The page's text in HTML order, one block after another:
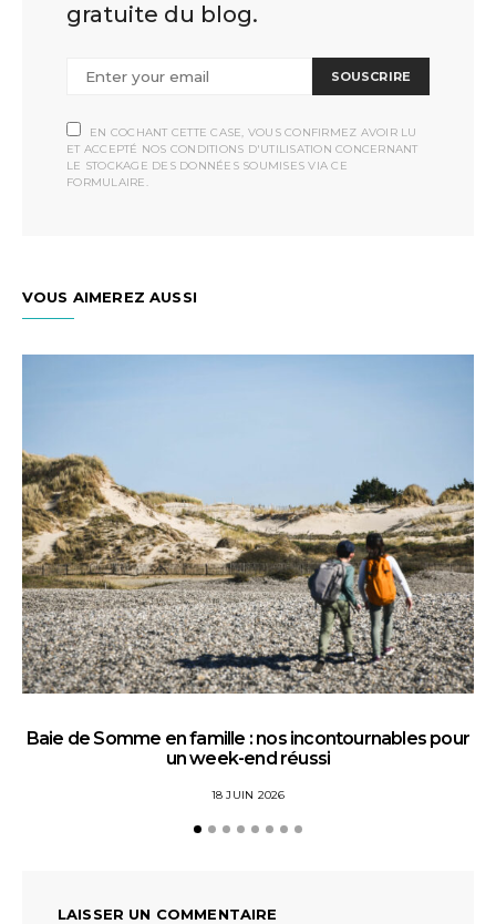
gratuite du blog.
SOUSCRIRE
EN COCHANT CETTE CASE, VOUS CONFIRMEZ AVOIR LU
ET ACCEPTÉ NOS CONDITIONS D'UTILISATION CONCERNANT
LE STOCKAGE DES DONNÉES SOUMISES VIA CE
FORMULAIRE.
VOUS AIMEREZ AUSSI
Baie de Somme en famille : nos incontournables pour
un week-end réussi
18 JUIN 2026
LAISSER UN COMMENTAIRE